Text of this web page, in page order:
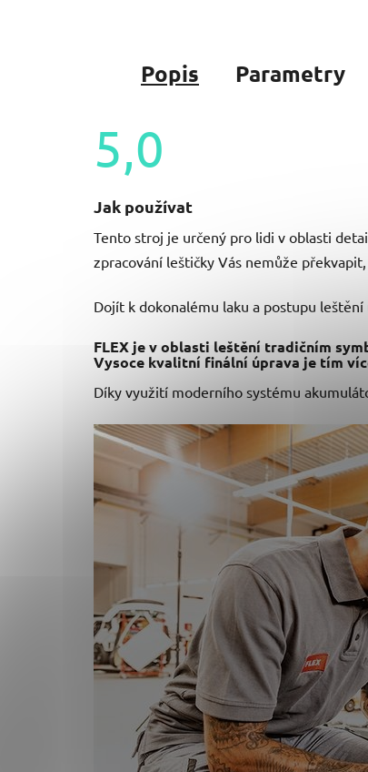
Popis Parametry
5,0
Průměrné
produktu
5,0
5
Jak používat
Tento stroj je určený pro lidi v oblasti
zpracování leštičky Vás nemůže
Dojít k dokonalému laku a postupu leštění
FLEX je v oblasti leštění tradičním
Vysoce kvalitní finální úprava je tím
Díky využití moderního systému